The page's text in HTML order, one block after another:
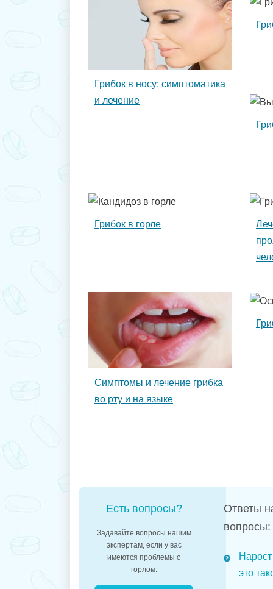
Грибок в носу: симптоматика
и лечение
Грибок в горле
Симптомы и лечение грибка
во рту и на языке
Есть вопросы?
Задавайте вопросы нашим
экспертам, если у вас
имеются проблемы с
горлом.
Ответы
вопросы:
это